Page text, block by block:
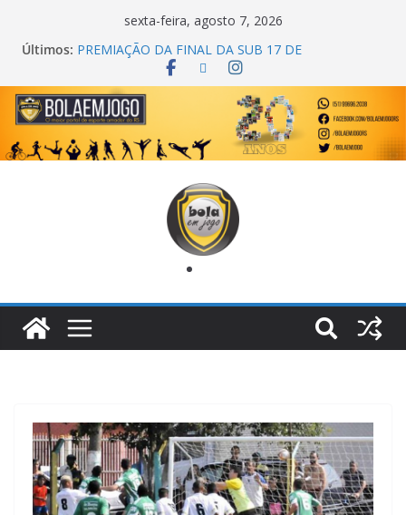
sexta-feira, agosto 7, 2026
Últimos: PREMIAÇÃO DA FINAL DA SUB 17 DE
CACHOEIRINHA
AGEC CAMPEÃ DA 1ª COPA DA AMIZADE
CROSS FUT SM CAMPEÃ DO TORNEIO TURBO
AUTO CENTER
ONZE UNIDOS É BICAMPEÃO DA SUPER LIGA
METROPOLITANA